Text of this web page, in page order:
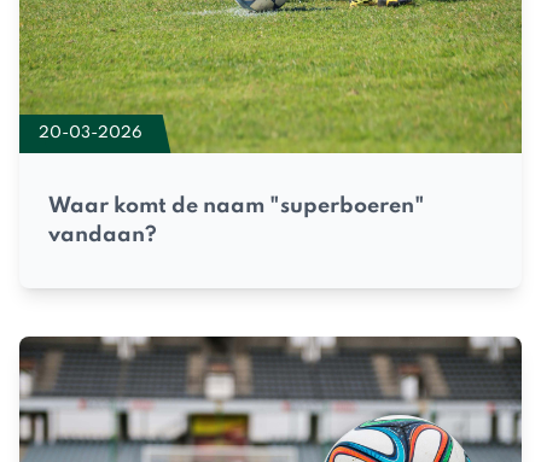
20-03-2026
Waar komt de naam "superboeren"
vandaan?